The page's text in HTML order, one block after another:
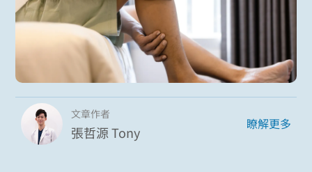
文章作者
張哲源 Tony 瞭解更多